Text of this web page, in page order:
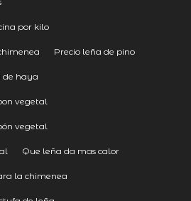
por kilo
Precio leña de pino
de haya
vegetal
vegetal
Que leña da mas calor
la chimenea